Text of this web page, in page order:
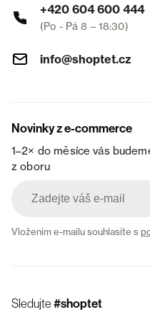
+420 604 600 444
(Po - Pá 8 – 18:30)
info@shoptet.cz
Novinky z e-commerce
1–2× do měsíce vás
z oboru
Vložením e-mailu souhlasíte s
Sledujte#shoptet